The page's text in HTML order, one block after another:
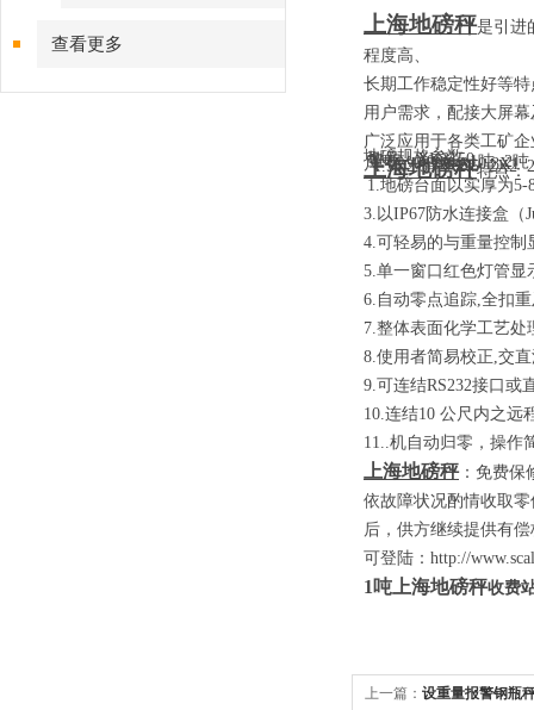
查看更多
上海地磅秤是引进
程度高、
长期工作稳定性好等
用户需求，配接大屏
广泛应用于各类工矿
地磅规格参数
型号：XK3150
量程：600kg 1吨2吨
尺寸：0.8X0.8 0.8X1
1.5X2.5 2X2.5 2X2
上海地磅秤特点：
1.地磅台面以实厚为5-
3. 以IP67防水连接盒 （
4.可轻易的与重量控制
5.单一窗口红色灯管显
6. 自动零点追踪,全扣
7.整体表面化学工艺处
8.使用者简易校正,交
9.可连结RS232接口或
10.连结10 公尺内之远
11..机自动归零，操作
上海地磅秤： 免费保
依故障状况酌情收取
后，供方继续提供有
可登陆： http://
1 吨 上海地磅秤收费
上一篇： 设重量报警钢瓶